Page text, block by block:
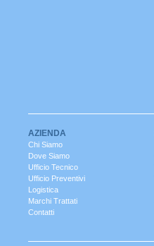
AZIENDA
Chi Siamo
Dove Siamo
Ufficio Tecnico
Ufficio Preventivi
Logistica
Marchi Trattati
Contatti